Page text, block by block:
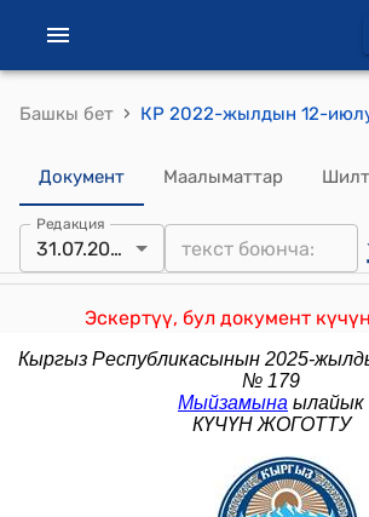
Башкы бет ›
Документ Маалыматтар
Редакция
31.07.2025
Эскертүү, бул документ